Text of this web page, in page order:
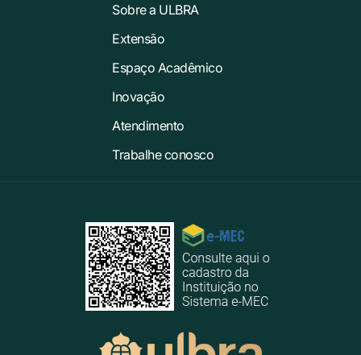
Sobre a ULBRA
Extensão
Espaço Acadêmico
Inovação
Atendimento
Trabalhe conosco